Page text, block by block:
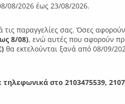
από ξύλο οξιάς.
08/2026 έως 23/08/2026.
τις παραγγελίες σας. Όσες
8/08), ενώ αυτές που αφορούν
θα εκτελούνται ξανά από 08/09/
στο 2103475539,